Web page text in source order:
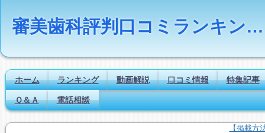
審美歯科評判口コミランキングの比較検索とは｜Dr.NAVI
ホーム ランキング 動画解説 口コミ情報 特集記事
Ｑ＆Ａ 電話相談
【掲載方